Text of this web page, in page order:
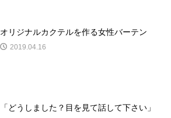
オリジナルカクテルを作る女性バーテン
2019.04.16
「どうしました？目を見て話して下さい」